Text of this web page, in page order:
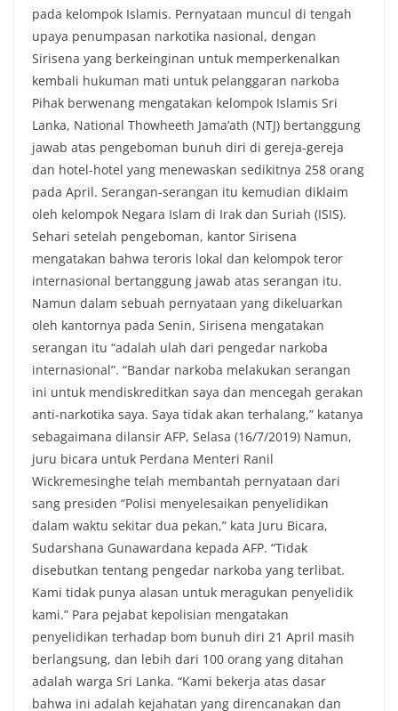
pada kelompok Islamis. Pernyataan muncul di tengah
upaya penumpasan narkotika nasional, dengan
Sirisena yang berkeinginan untuk memperkenalkan
kembali hukuman mati untuk pelanggaran narkoba
Pihak berwenang mengatakan kelompok Islamis Sri
Lanka, National Thowheeth Jama’ath (NTJ) bertanggung
jawab atas pengeboman bunuh diri di gereja-gereja
dan hotel-hotel yang menewaskan sedikitnya 258 orang
pada April. Serangan-serangan itu kemudian diklaim
oleh kelompok Negara Islam di Irak dan Suriah (ISIS).
Sehari setelah pengeboman, kantor Sirisena
mengatakan bahwa teroris lokal dan kelompok teror
internasional bertanggung jawab atas serangan itu.
Namun dalam sebuah pernyataan yang dikeluarkan
oleh kantornya pada Senin, Sirisena mengatakan
serangan itu “adalah ulah dari pengedar narkoba
internasional”. “Bandar narkoba melakukan serangan
ini untuk mendiskreditkan saya dan mencegah gerakan
anti-narkotika saya. Saya tidak akan terhalang,” katanya
sebagaimana dilansir AFP, Selasa (16/7/2019) Namun,
juru bicara untuk Perdana Menteri Ranil
Wickremesinghe telah membantah pernyataan dari
sang presiden “Polisi menyelesaikan penyelidikan
dalam waktu sekitar dua pekan,” kata Juru Bicara,
Sudarshana Gunawardana kepada AFP. “Tidak
disebutkan tentang pengedar narkoba yang terlibat.
Kami tidak punya alasan untuk meragukan penyelidik
kami.” Para pejabat kepolisian mengatakan
penyelidikan terhadap bom bunuh diri 21 April masih
berlangsung, dan lebih dari 100 orang yang ditahan
adalah warga Sri Lanka. “Kami bekerja atas dasar
bahwa ini adalah kejahatan yang direncanakan dan